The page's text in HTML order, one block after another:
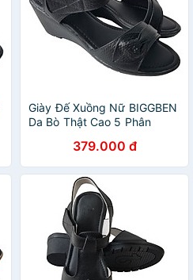
Giày Đế Xuồng Nữ BIGGBEN
Da Bò Thật Cao 5 Phân
379.000 đ